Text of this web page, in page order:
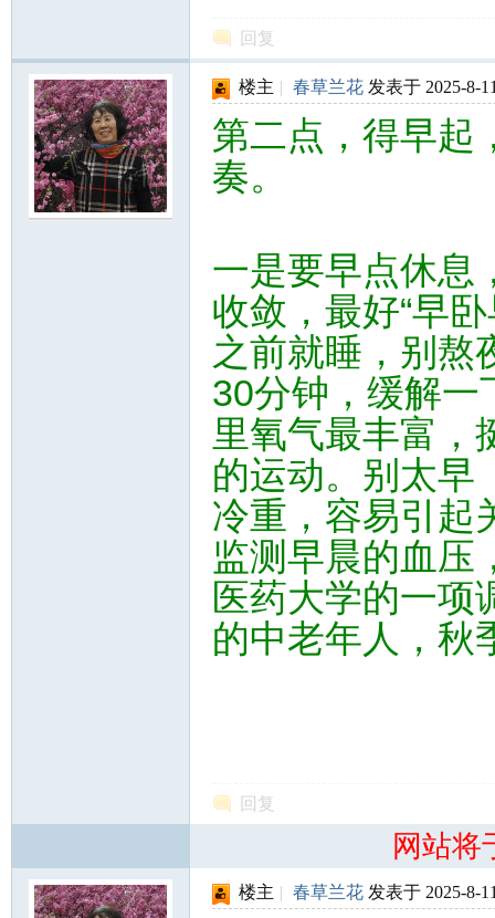
回复
楼主 | 春草兰花 发表于 2025-8-
第二点，得早起
奏。
一是要早点休息
收敛，最好“早
之前就睡，别熬
30分钟，缓解一
里氧气最丰富，
的运动。别太早
冷重，容易引起
监测早晨的血压
医药大学的一项
的中老年人，秋
回复
网站将
楼主 | 春草兰花 发表于 2025-8-